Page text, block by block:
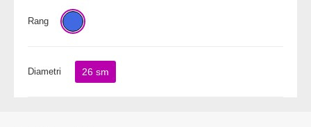
Rang
Diametri 26 sm